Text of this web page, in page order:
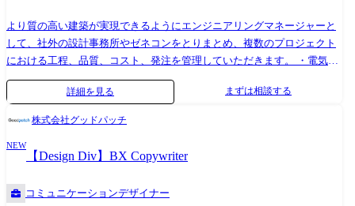
より質の高い建築が実現できるようにエンジニアリングマネージャーと
して、社外の設計事務所やゼネコンをとりまとめ、複数のプロジェクト
における工程、品質、コスト、発注を管理していただきます。 ・電気設
備、機械設備、スマートハウス設備、ネットワーク設備等の設計ディレ
クション ・社内スマートハウスエンジニアと領域を横断して協働し、実
ジメントの指揮 ・成果を導くためにリーダーシップを発揮して弊社プロ
ジェクト全体を包括的にマネジメント ・新規案件のデューデリジェンス
や法チェックを行い、申請や許認可の業務をとりまとめ ・NOT A HOTEL
設備設計デザインコードを構築し、実装のためのマネジメント業務
詳細を見る まずは相談する
株式会社グッドパッチ
NEW
【Design Div】BX Copywriter
コミュニケーションデザイナー